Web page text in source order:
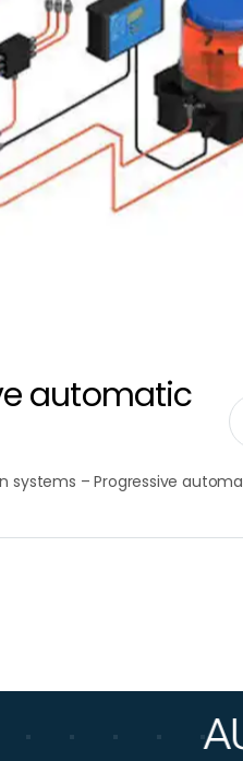
automatic
systems – Progressive